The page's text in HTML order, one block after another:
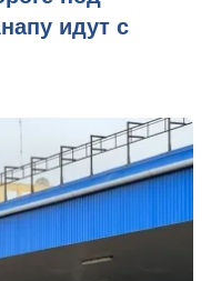
идут с